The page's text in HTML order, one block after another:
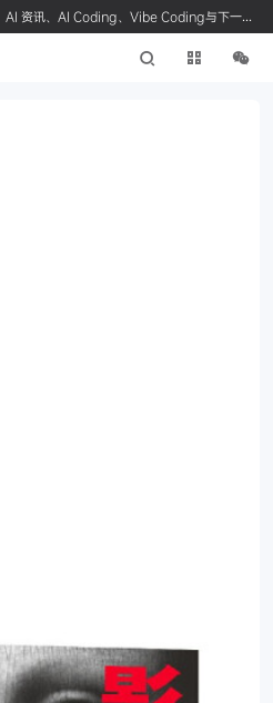
AI 资讯、AI Coding、Vibe Coding与下一代